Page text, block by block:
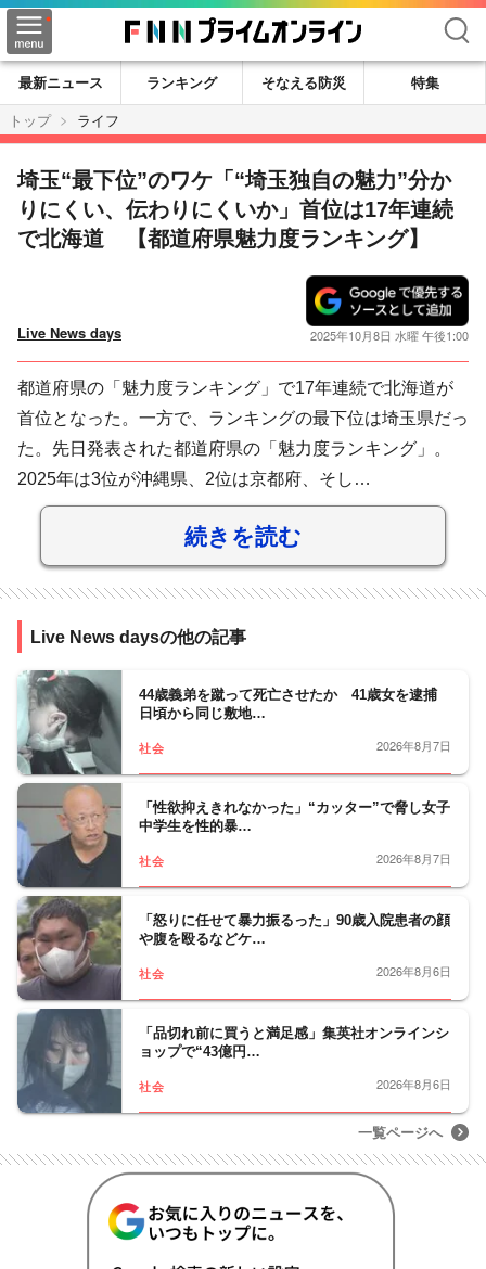
検索
最新ニュース ランキング そなえる防災
特集
トップ
ライフ
埼玉“最下位”のワケ「“埼玉独自の魅力”分か
りにくい、伝わりにくいか」首位は17年連続
で北海道 【都道府県魅力度ランキング】
Live News days 2025年10月8日 水曜 午後1:00
都道府県の「魅力度ランキング」で17年連続で北海道が
首位となった。一方で、ランキングの最下位は埼玉県だっ
た。先日発表された都道府県の「魅力度ランキング」。
2025年は3位が沖縄県、2位は京都府、そし…
続きを読む
Live News daysの他の記事
44歳義弟を蹴って死亡させたか 41歳女を逮捕
日頃から同じ敷地…
社会 2026年8月7日
「性欲抑えきれなかった」“カッター”で脅し女子
中学生を性的暴…
社会 2026年8月7日
「怒りに任せて暴力振るった」90歳入院患者の顔
や腹を殴るなどケ…
社会 2026年8月6日
「品切れ前に買うと満足感」集英社オンラインシ
ョップで“43億円…
社会 2026年8月6日
一覧ページへ